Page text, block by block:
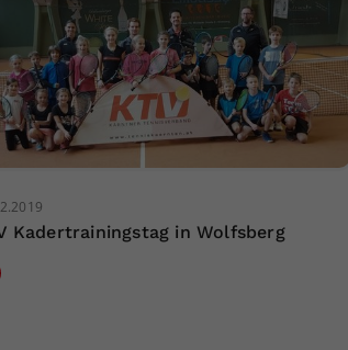
Kadertrainingstag in Wolfsberg